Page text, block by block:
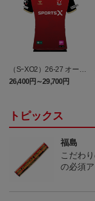
（SｰXO2）26-27 オーセ
ンティックユニフォーム
FP 1st
26,400円～29,700円
トピックス
福島
こだわ
の必須ア